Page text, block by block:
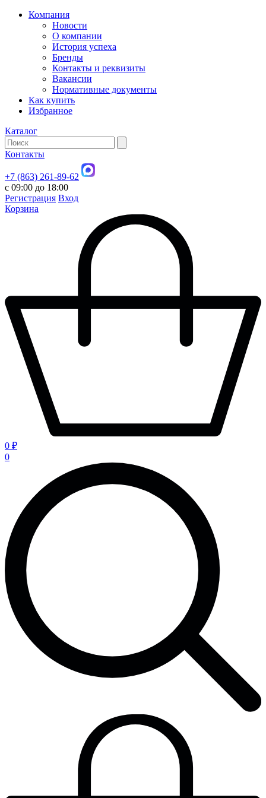
Компания
Новости
О компании
История успеха
Бренды
Контакты и реквизиты
Вакансии
Нормативные документы
Как купить
Избранное
Каталог
Контакты
+7 (863) 261-89-62
с 09:00 до 18:00
Регистрация Вход
Корзина
0 ₽
0